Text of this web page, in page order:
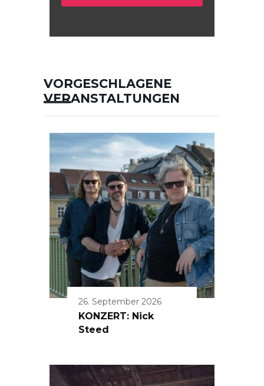
VORGESCHLAGENE
VERANSTALTUNGEN
26. September 2026
KONZERT: Nick
Steed